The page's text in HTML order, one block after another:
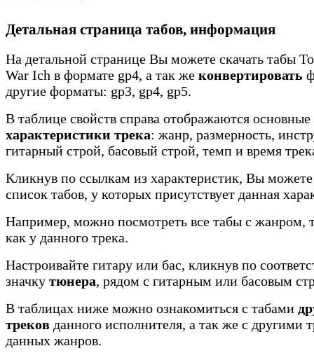
Детальная страница табов, информация
На детальной странице Вы можете скачать табы
War Ich в формате gp4, а так же конвертировать
другие форматы: gp3, gp4, gp5.
В таблице свойств справа отображаются основные
характеристики трека: жанр, размерность,
гитарный строй, басовый строй, темп и время
Кликнув по ссылкам из характеристик, Вы
список табов, у которых присутствует данная
Например, можно посмотреть все табы с жанром,
как у данного трека.
Настроивайте гитару или бас, кликнув по
значку тюнера, рядом с гитарным или басовым
В таблицах ниже можно ознакомиться с табами
треков данного исполнителя, а так же с другими
данных жанров.